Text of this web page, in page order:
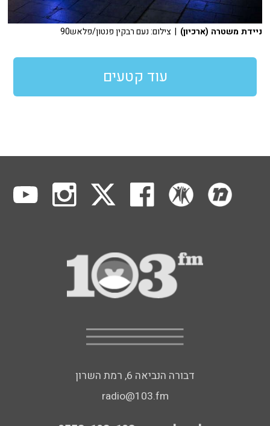
ניידת משטרה (ארכיון) | צילום: נעם רבקין פנטון/פלאש90
עוד קטעים
דבורה הנביאה 6, רמת השרון
radio@103.fm